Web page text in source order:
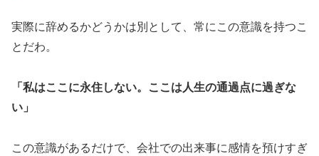
実際に辞めるかどうかは別として、常にこの意識を持つこ
とだわ。
「私はここに永住しない。ここは人生の通過点に過ぎな
い」
この意識があるだけで、会社での出来事に感情を預けすぎ